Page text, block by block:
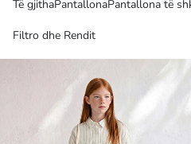
Të gjithaPantallonaPantallona të
Filtro dhe Rendit